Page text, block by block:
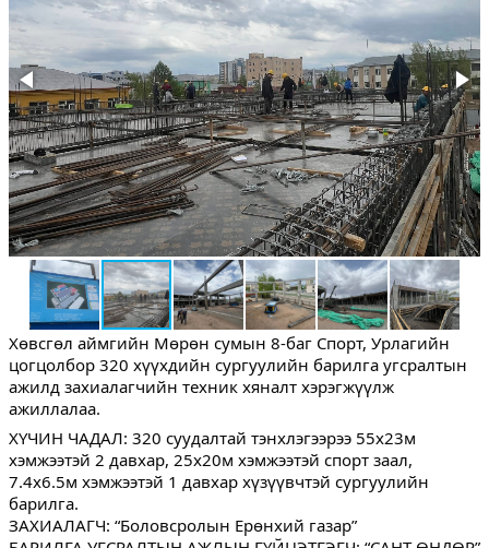
Хөвсгөл аймгийн Мөрөн сумын 8-баг Спорт, Урлагийн
цогцолбор 320 хүүхдийн сургуулийн барилга угсралтын
ажилд захиалагчийн техник хяналт хэрэгжүүлж
ажиллалаа.
ХҮЧИН ЧАДАЛ: 320 суудалтай тэнхлэгээрээ 55х23м
хэмжээтэй 2 давхар, 25х20м хэмжээтэй спорт заал,
7.4х6.5м хэмжээтэй 1 давхар хүзүүвчтэй сургуулийн
барилга.
ЗАХИАЛАГЧ: “Боловсролын Ерөнхий газар”